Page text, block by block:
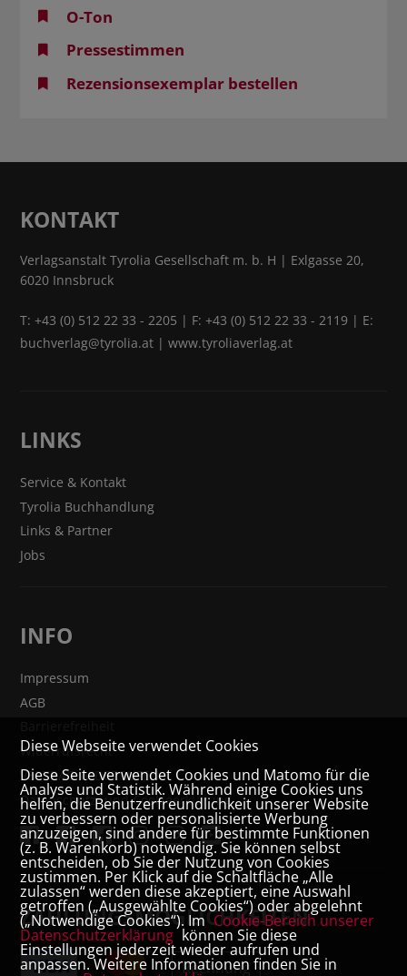
O-Ton
Pressestimmen
Rezensionsexemplar bestellen
KONTAKT
Verlagsanstalt Tyrolia Gesellschaft m. b. H | Exlgasse 20,
6020 Innsbruck
T:+43 (0) 512 22 33 - 2205 | F: +43 (0) 512 22 33 - 2119 | E:
buchverlag@tyrolia.at |www.tyroliaverlag.at
LINKS
Service & Kontakt
Tyrolia Buchhandlung
Links & Partner
Jobs
INFO
Impressum
AGB
Widerrufsrecht
VERTRAG WIDERRUFEN
Datenschutz- und Cookieerklärung
ZAHLUNGSMÖGLICHKEITEN
Rechnung
Diese Webseite verwendet Cookies
Diese Seite verwendet Cookies und Matomo für die
Analyse und Statistik. Während einige Cookies uns
helfen, die Benutzerfreundlichkeit unserer Website
zu verbessern oder personalisierte Werbung
anzuzeigen, sind andere für bestimmte Funktionen
(z. B. Warenkorb) notwendig. Sie können selbst
entscheiden, ob Sie der Nutzung von Cookies
zustimmen. Per Klick auf die Schaltfläche „Alle
zulassen“ werden diese akzeptiert, eine Auswahl
getroffen („Ausgewählte Cookies“) oder abgelehnt
(„Notwendige Cookies“). Im Cookie-Bereich unserer
Datenschutzerklärung können Sie diese
Einstellungen jederzeit wieder aufrufen und
anpassen. Weitere Informationen finden Sie in